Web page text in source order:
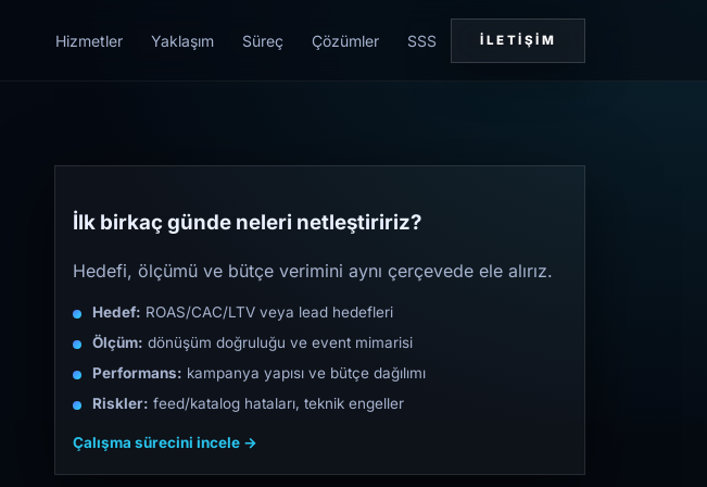
Hizmetler Yaklaşım Süreç Çözümler SSS İLETIŞIM
İlk birkaç günde neleri netleştiririz?
Hedefi, ölçümü ve bütçe verimini aynı çerçevede ele alırız.
Hedef: ROAS/CAC/LTV veya lead hedefleri
Ölçüm: dönüşüm doğruluğu ve event mimarisi
Performans: kampanya yapısı ve bütçe dağılımı
Riskler: feed/katalog hataları, teknik engeller
Çalışma sürecini incele →